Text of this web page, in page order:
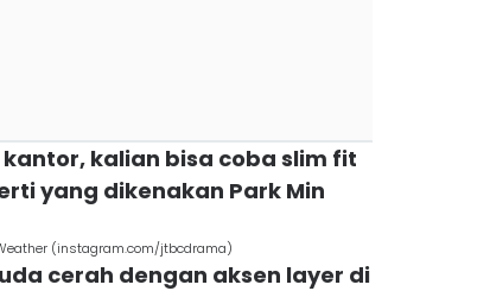
kalian bisa coba slim fit
yang dikenakan Park Min
(instagram.com/jtbcdrama)
cerah dengan aksen layer di